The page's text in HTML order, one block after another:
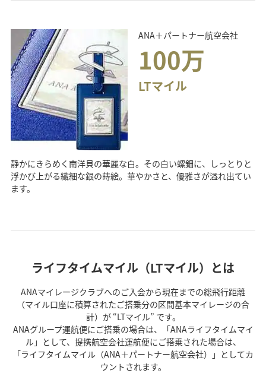
ANA＋パートナー航空会社
100万
LTマイル
静かにきらめく南洋貝の華麗な白。その白い螺鈿に、しっとりと
浮かび上がる繊細な銀の蒔絵。華やかさと、優雅さが溢れ出てい
ます。
ライフタイムマイル（LTマイル）とは
ANAマイレージクラブへのご入会から現在までの総飛行距離
（マイル口座に積算されたご搭乗分の区間基本マイレージの合
計）が “LTマイル” です。
ANAグループ運航便にご搭乗の場合は、「ANAライフタイムマイ
ル」として、提携航空会社運航便にご搭乗された場合は、
「ライフタイムマイル（ANA＋パートナー航空会社）」としてカ
ウントされます。